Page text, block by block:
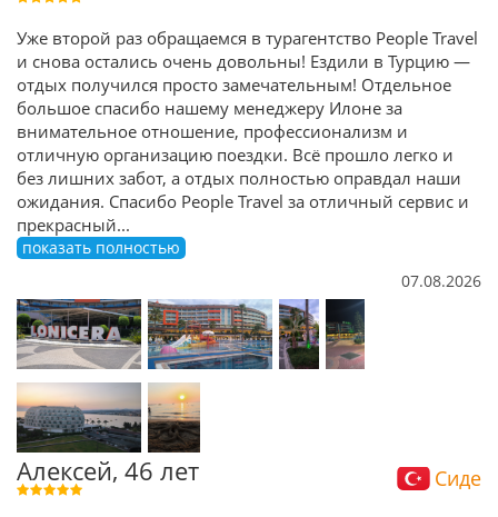
Уже второй раз обращаемся в турагентство People Travel
и снова остались очень довольны! Ездили в Турцию —
отдых получился просто замечательным! Отдельное
большое спасибо нашему менеджеру Илоне за
внимательное отношение, профессионализм и
отличную организацию поездки. Всё прошло легко и
без лишних забот, а отдых полностью оправдал наши
ожидания. Спасибо People Travel за отличный сервис и
прекрасный...
показать полностью
07.08.2026
Алексей, 46 лет Сиде